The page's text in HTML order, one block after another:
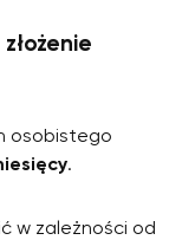
osobistego
.
w zależności od